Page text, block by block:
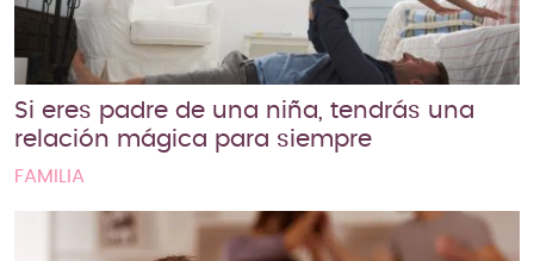
Si eres padre de una niña, tendrás una
relación mágica para siempre
FAMILIA